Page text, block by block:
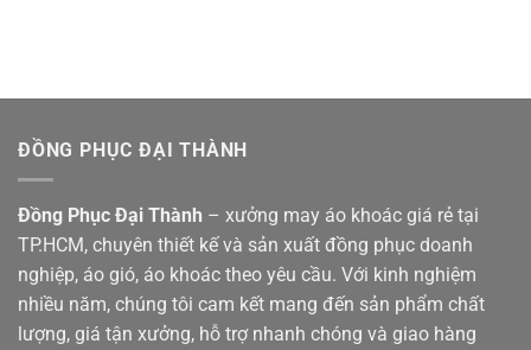
ĐỒNG PHỤC ĐẠI THÀNH
Đồng Phục Đại Thành – xưởng may áo khoác giá rẻ tại
TP.HCM, chuyên thiết kế và sản xuất đồng phục doanh
nghiệp, áo gió, áo khoác theo yêu cầu. Với kinh nghiệm
nhiều năm, chúng tôi cam kết mang đến sản phẩm chất
lượng, giá tận xưởng, hỗ trợ nhanh chóng và giao hàng